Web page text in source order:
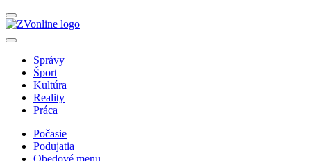
Správy
Šport
Kultúra
Reality
Práca
Počasie
Podujatia
Obedové menu